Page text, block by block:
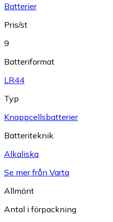
Batterier
Pris/st
9
Batteriformat
LR44
Typ
Knappcellsbatterier
Batteriteknik
Alkaliska
Se mer från Varta
Allmänt
Antal i förpackning